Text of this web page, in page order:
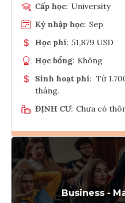
Cấp học: University
Kỳ nhập học: Sep
Học phí: 51,879 USD
Học bổng: Không
Sinh hoạt phí: Từ
tháng.
ĐỊNH CƯ: Chưa có
Business -